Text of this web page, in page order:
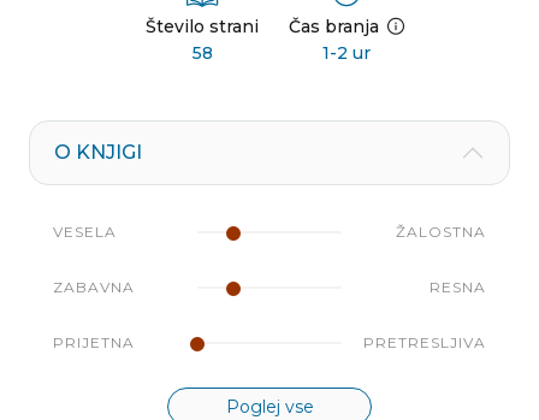
Število strani
58
Čas branja
1-2 ur
O KNJIGI
VESELA ŽALOSTNA
ZABAVNA RESNA
PRIJETNA PRETRESLJIVA
Poglej vse